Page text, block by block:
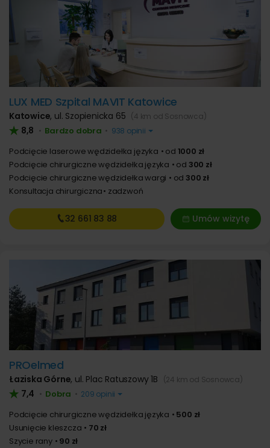
LUX MED Szpital MAVIT Katowice
Katowice, ul. Szopienicka 65 (4 km od Sosnowca)
8,8 • Bardzo dobra • 938 opinii
Podcięcie laserowe wędzidełka języka od 1000 zł
Podcięcie chirurgiczne wędzidełka języka
od 300 zł
Podcięcie chirurgiczne wędzidełka wargi
od 300 zł
Konsultacja chirurgiczna zadzwoń
Umów wizytę
32 661 83 88
PROelmed
Łaziska Górne, ul. Plac Ratuszowy 1B (24 km od Sosnowca)
7,4 • Dobra • 209 opinii
Podcięcie chirurgiczne wędzidełka języka
500 zł
Usunięcie kleszcza
70 zł
Szycie rany
90 zł